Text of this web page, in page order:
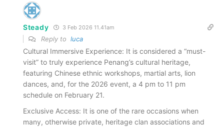
Steady 3 Feb 2026 11.41am
Reply to luca
Cultural Immersive Experience: It is considered a “must-
visit” to truly experience Penang’s cultural heritage,
featuring Chinese ethnic workshops, martial arts, lion
dances, and, for the 2026 event, a 4 pm to 11 pm
schedule on February 21.
Exclusive Access: It is one of the rare occasions when
many, otherwise private, heritage clan associations and